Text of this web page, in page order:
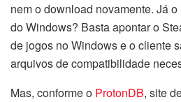
nem o download novamente. Já
do Windows? Basta apontar o
de jogos no Windows e o cliente
arquivos de compatibilidade
Mas, conforme o ProtonDB, site